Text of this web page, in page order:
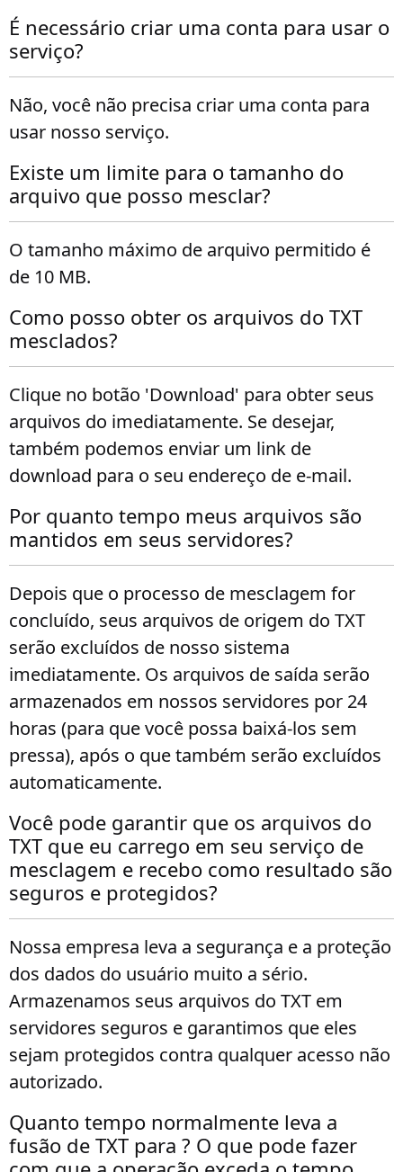
É necessário criar uma conta para usar o
serviço?
Não, você não precisa criar uma conta para
usar nosso serviço.
Existe um limite para o tamanho do
arquivo que posso mesclar?
O tamanho máximo de arquivo permitido é
de 10 MB.
Como posso obter os arquivos do TXT
mesclados?
Clique no botão 'Download' para obter seus
arquivos do imediatamente. Se desejar,
também podemos enviar um link de
download para o seu endereço de e-mail.
Por quanto tempo meus arquivos são
mantidos em seus servidores?
Depois que o processo de mesclagem for
concluído, seus arquivos de origem do TXT
serão excluídos de nosso sistema
imediatamente. Os arquivos de saída serão
armazenados em nossos servidores por 24
horas (para que você possa baixá-los sem
pressa), após o que também serão excluídos
automaticamente.
Você pode garantir que os arquivos do
TXT que eu carrego em seu serviço de
mesclagem e recebo como resultado são
seguros e protegidos?
Nossa empresa leva a segurança e a proteção
dos dados do usuário muito a sério.
Armazenamos seus arquivos do TXT em
servidores seguros e garantimos que eles
sejam protegidos contra qualquer acesso não
autorizado.
Quanto tempo normalmente leva a
fusão de TXT para ? O que pode fazer